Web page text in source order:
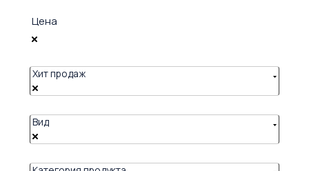
Цена
Хит продаж
Вид